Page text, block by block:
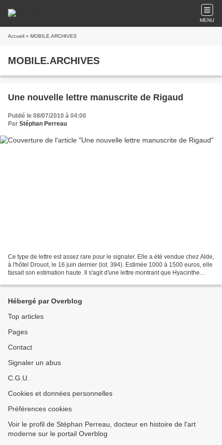
MENU
Accueil » MOBILE.ARCHIVES
MOBILE.ARCHIVES
Une nouvelle lettre manuscrite de Rigaud
Publié le 08/07/2010 à 04:00
Par Stéphan Perreau
Ce type de lettre est assez rare pour le signaler. Elle a été vendue chez Alde,
à l'hôtel Drouot, le 16 juin dernier (lot. 394). Estimée 1000 à 1500 euros, elle
faisait son estimation haute. Il s'agit d'une lettre montrant que Hyacinthe
Hébergé par Overblog
Top articles
Pages
Contact
Signaler un abus
C.G.U.
Cookies et données personnelles
Préférences cookies
Voir le profil de Stéphan Perreau, docteur en histoire de l'art
moderne sur le portail Overblog